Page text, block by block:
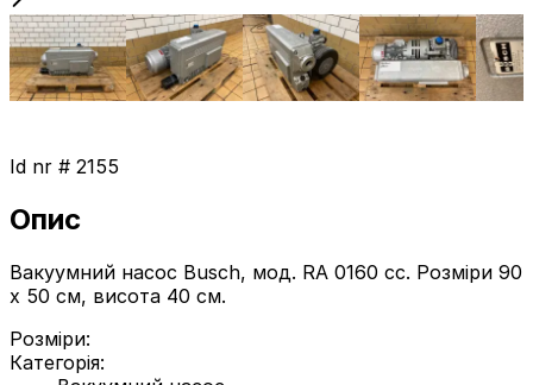
Id nr # 2155
Опис
Вакуумний насос Busch, мод. RA 0160 cc. Розміри 90
x 50 см, висота 40 см.
Розміри:
Категорія: